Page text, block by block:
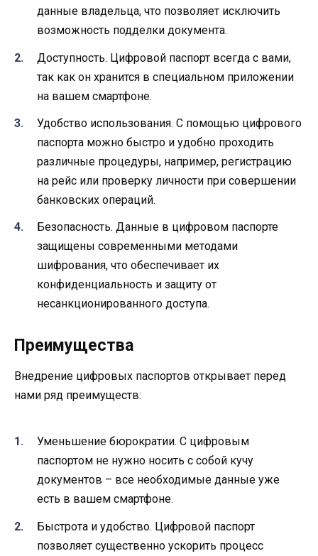
данные владельца, что позволяет исключить
возможность подделки документа.
Доступность. Цифровой паспорт всегда с вами,
так как он хранится в специальном приложении
на вашем смартфоне.
Удобство использования. С помощью цифрового
паспорта можно быстро и удобно проходить
различные процедуры, например, регистрацию
на рейс или проверку личности при совершении
банковских операций.
Безопасность. Данные в цифровом паспорте
защищены современными методами
шифрования, что обеспечивает их
конфиденциальность и защиту от
несанкционированного доступа.
Преимущества
Внедрение цифровых паспортов открывает перед
нами ряд преимуществ:
Уменьшение бюрократии. С цифровым
паспортом не нужно носить с собой кучу
документов – все необходимые данные уже
есть в вашем смартфоне.
Быстрота и удобство. Цифровой паспорт
позволяет существенно ускорить процесс